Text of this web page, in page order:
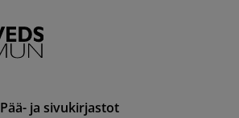
Pää- ja sivukirjastot